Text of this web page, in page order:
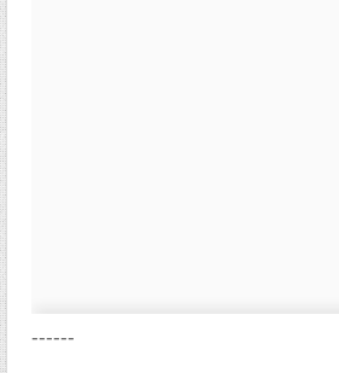
------